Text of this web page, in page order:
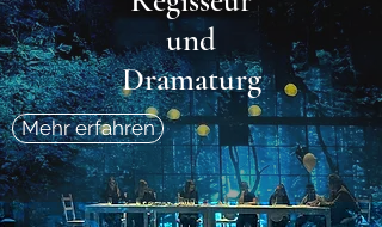
und
Dramaturg
Mehr erfahren